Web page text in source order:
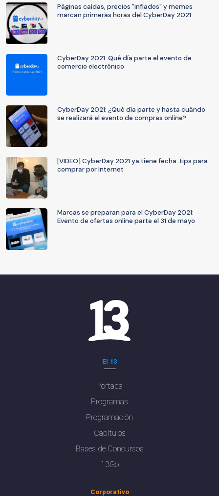
Páginas caídas, precios "inflados" y memes
marcan primeras horas del CyberDay 2021
CyberDay 2021: Qué día parte el evento de
comercio electrónico
CyberDay 2021: ¿Qué día parte y hasta cuándo
se realizará el evento de compras online?
[VIDEO] CyberDay 2021 ya tiene fecha: tips para
comprar por Internet
Marcas se preparan para el CyberDay 2021:
Evento de ofertas online parte el 31 de mayo
El 13
Portada
Programas
Programación
Capítulos
Bases de Concursos
13Go
Corporativo